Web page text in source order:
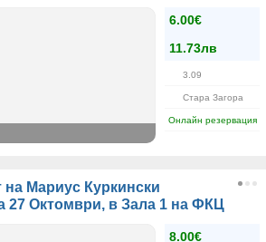
6.00€
11.73лв
3.09
Стара Загора
Онлайн резервация
Мариус Куркински
27 Октомври, в Зала 1 на ФКЦ
8.00€